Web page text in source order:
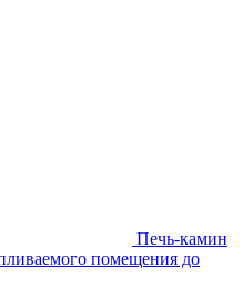
Печь-камин
помещения до